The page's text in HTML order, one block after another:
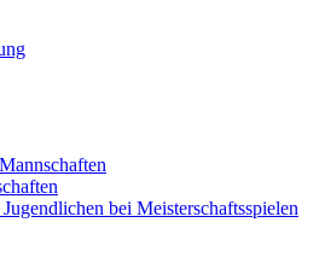
bei Meisterschaftsspielen